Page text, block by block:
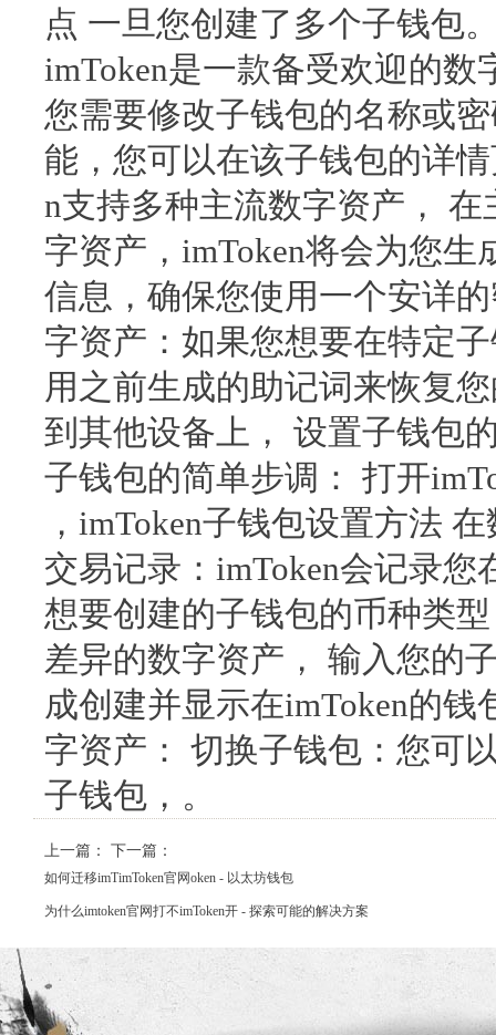
点 一旦您创建了多个子钱包
imToken是一款备受欢迎的
您需要修改子钱包的名称或
能，您可以在该子钱包的详
n支持多种主流数字资产，
字资产，imToken将会为您
信息，确保您使用一个安详
字资产：如果您想要在特定
用之前生成的助记词来恢复
到其他设备上， 设置子钱包
子钱包的简单步调： 打开
，imToken子钱包设置方法
交易记录：imToken会记录
想要创建的子钱包的币种类
差异的数字资产， 输入您的
成创建并显示在imToken的
字资产： 切换子钱包：您可
子钱包，。
上一篇：
如何迁移imTimToken官网oken - 以太坊钱包
下一篇：
为什么imtoken官网打不imToken开 - 探索可能的解决方案